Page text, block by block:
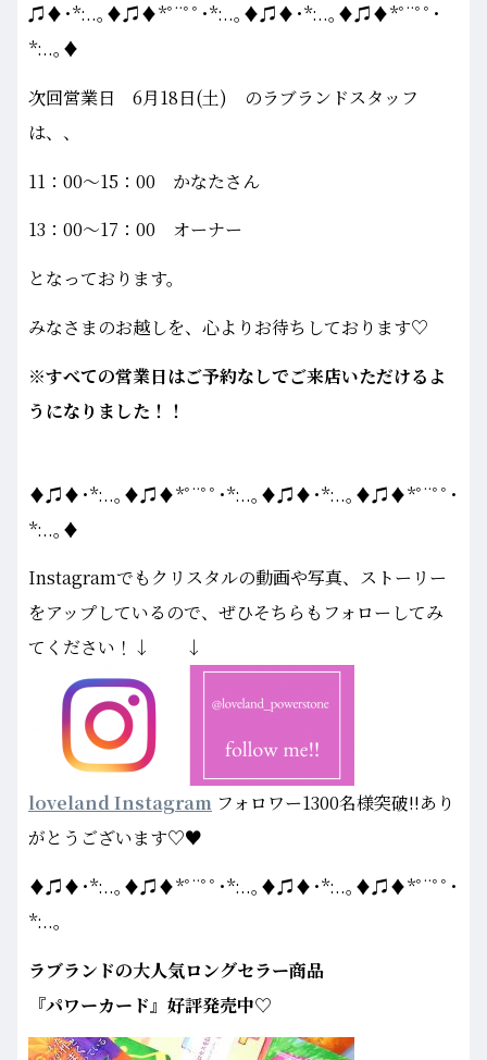
♫♦･*:..｡♦♫♦*ﾟ¨ﾟﾟ･*:..｡♦♫♦･*:..｡♦♫♦*ﾟ¨ﾟﾟ･
*:..｡♦
次回営業日 6月18日(土) のラブランドスタッフ
は、、
11：00～15：00 かなたさん
13：00～17：00 オーナー
となっております。
みなさまのお越しを、心よりお待ちしております♡
※すべての営業日はご予約なしでご来店いただけるよ
うになりました！！
♦♫♦･*:..｡♦♫♦*ﾟ¨ﾟﾟ･*:..｡♦♫♦･*:..｡♦♫♦*ﾟ¨ﾟﾟ･
*:..｡♦
Instagramでもクリスタルの動画や写真、ストーリー
をアップしているので、ぜひそちらもフォローしてみ
てください！↓ ↓
loveland Instagram フォロワー1300名様突破!!あり
がとうございます♡♥
♦♫♦･*:..｡♦♫♦*ﾟ¨ﾟﾟ･*:..｡♦♫♦･*:..｡♦♫♦*ﾟ¨ﾟﾟ･
*:..｡
ラブランドの大人気ロングセラー商品
『パワーカード』好評発売中♡